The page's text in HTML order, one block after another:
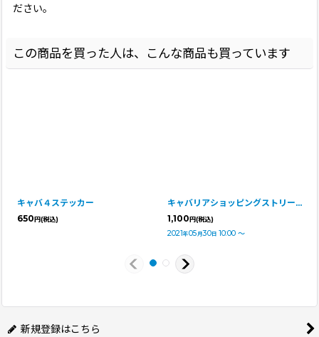
ださい。
この商品を買った人は、こんな商品も買っています
キャバ４ステッカー
650円(税込)
キャバリアショッピングストリート ポスター
1,100円(税込)
2021年05月30日 10:00 ～
新規登録はこちら